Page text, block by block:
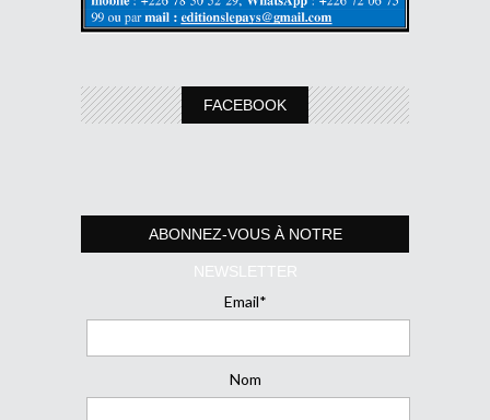
FACEBOOK
ABONNEZ-VOUS À NOTRE
NEWSLETTER
Email*
Nom